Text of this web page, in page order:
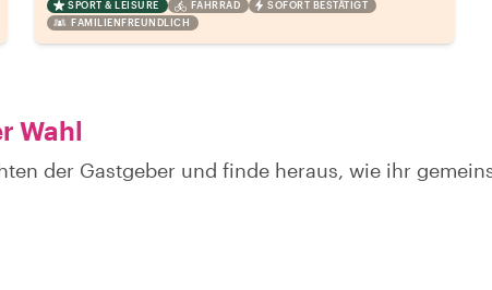
SPORT & LEISURE FAHRRAD
SOFORT BESTÄTIGT
FAMILIENFREUNDLICH
Wahl
der Gastgeber und finde heraus, wie ihr